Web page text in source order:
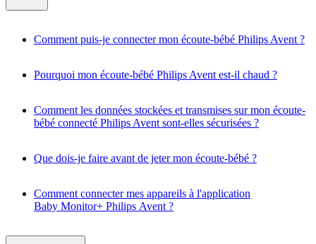
Comment puis-je connecter mon écoute-bébé Philips Avent ?
Pourquoi mon écoute-bébé Philips Avent est-il chaud ?
Comment les données stockées et transmises sur mon écoute-
bébé connecté Philips Avent sont-elles sécurisées ?
Que dois-je faire avant de jeter mon écoute-bébé ?
Comment connecter mes appareils à l'application
Baby Monitor+ Philips Avent ?